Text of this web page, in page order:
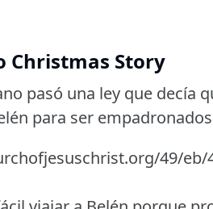
Christmas Story
pasó una ley que decía
para ser
49/eb/